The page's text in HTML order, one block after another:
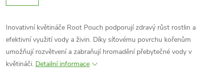
Inovativní květináče Root Pouch podporují zdravý růst rostlin a
efektivní využití vody a živin. Díky síťovému povrchu kořenům
umožňují rozvětvení a zabraňují hromadění přebytečné vody v
květináči. Detailní informace